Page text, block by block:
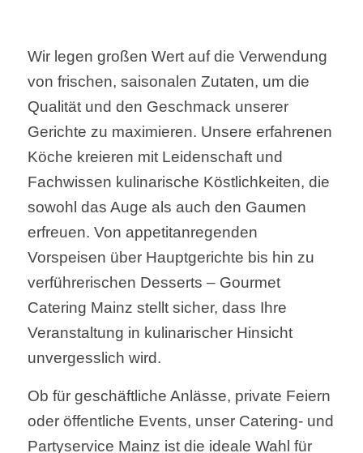
Wir legen großen Wert auf die Verwendung
von frischen, saisonalen Zutaten, um die
Qualität und den Geschmack unserer
Gerichte zu maximieren. Unsere erfahrenen
Köche kreieren mit Leidenschaft und
Fachwissen kulinarische Köstlichkeiten, die
sowohl das Auge als auch den Gaumen
erfreuen. Von appetitanregenden
Vorspeisen über Hauptgerichte bis hin zu
verführerischen Desserts – Gourmet
Catering Mainz stellt sicher, dass Ihre
Veranstaltung in kulinarischer Hinsicht
unvergesslich wird.
Ob für geschäftliche Anlässe, private Feiern
oder öffentliche Events, unser Catering- und
Partyservice Mainz ist die ideale Wahl für